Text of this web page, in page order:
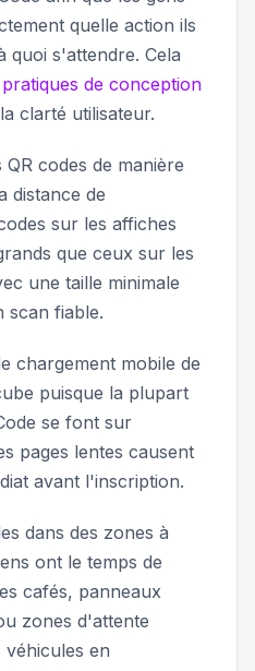
quelle action ils
quoi s'attendre. Cela
de conception
clarté utilisateur.
codes de manière
distance de
sur les affiches
que ceux sur les
une taille minimale
scan fiable.
chargement mobile de
puisque la plupart
se font sur
pages lentes causent
avant l'inscription.
dans des zones à
ont le temps de
cafés, panneaux
zones d'attente
en